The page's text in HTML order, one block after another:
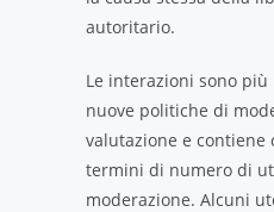
autoritario.
Le interazioni sono
nuove politiche di
valutazione e
termini di numero di
moderazione. Alcuni